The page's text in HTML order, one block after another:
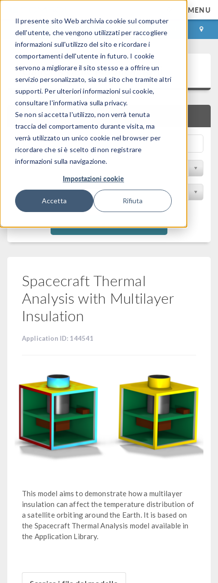
Il presente sito Web archivia cookie sul computer
dell'utente, che vengono utilizzati per raccogliere
informazioni sull'utilizzo del sito e ricordare i
comportamenti dell'utente in futuro. I cookie
servono a migliorare il sito stesso e a offrire un
servizio personalizzato, sia sul sito che tramite altri
supporti. Per ulteriori informazioni sui cookie,
consultare l'informativa sulla privacy.
Se non si accetta l'utilizzo, non verrà tenuta
traccia del comportamento durante visita, ma
verrà utilizzato un unico cookie nel browser per
ricordare che si è scelto di non registrare
informazioni sulla navigazione.
Impostazioni cookie
Accetta Rifiuta
MENU
ACCEDI CONTACT
Galleria delle Applicazioni
RICERCA RAPIDA
Filtra per Prodotto
Filtra
Spacecraft Thermal
Analysis with Multilayer
Insulation
Application ID: 144541
This model aims to demonstrate how a multilayer
insulation can affect the temperature distribution of
a satellite orbiting around the Earth. It is based on
the Spacecraft Thermal Analysis model available in
the Application Library.